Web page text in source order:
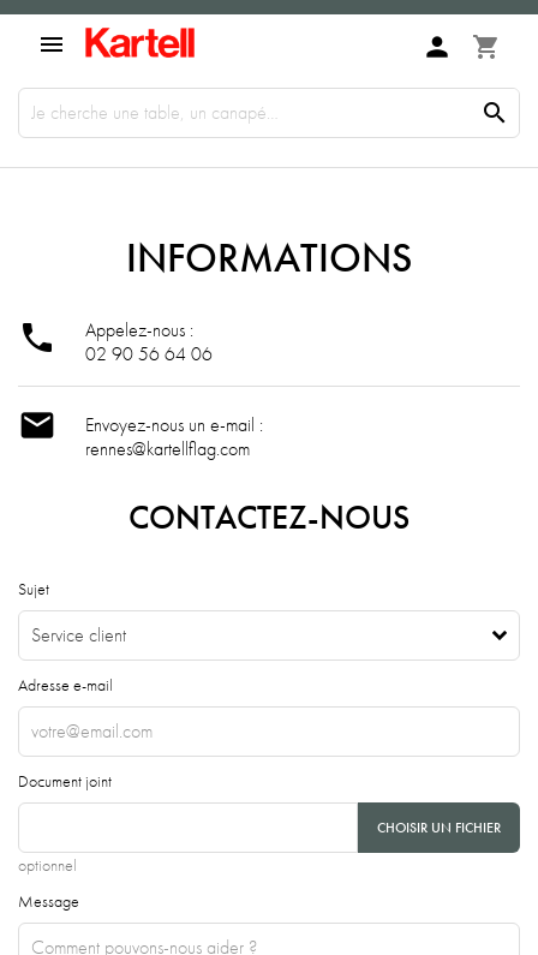
 shopping_cart
person

INFORMATIONS

Appelez-nous :
02 90 56 64 06

Envoyez-nous un e-mail :
rennes@kartellflag.com
CONTACTEZ-NOUS
Sujet
Service client
Adresse e-mail
Document joint
CHOISIR UN FICHIER
optionnel
Message